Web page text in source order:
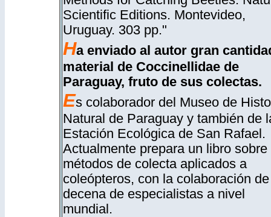
Scientific Editions. Montevideo,
Uruguay. 303 pp."
Ha enviado al autor gran
material de Coccinellidae de
Paraguay, fruto de sus colectas.
Es colaborador del Museo de
Natural de Paraguay y también de
Estación Ecológica de San Rafael.
Actualmente prepara un libro sobre
métodos de colecta aplicados a
coleópteros, con la colaboración
decena de especialistas a nivel
mundial.